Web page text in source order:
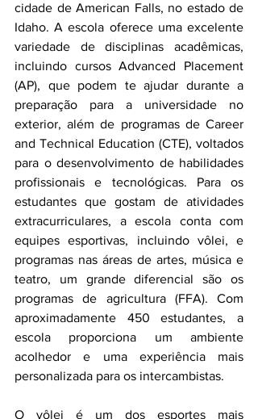
cidade de American Falls, no estado de
Idaho. A escola oferece uma excelente
variedade de disciplinas acadêmicas,
incluindo cursos Advanced Placement
(AP), que podem te ajudar durante a
preparação para a universidade no
exterior, além de programas de Career
and Technical Education (CTE), voltados
para o desenvolvimento de habilidades
profissionais e tecnológicas. Para os
estudantes que gostam de atividades
extracurriculares, a escola conta com
equipes esportivas, incluindo vôlei, e
programas nas áreas de artes, música e
teatro, um grande diferencial são os
programas de agricultura (FFA). Com
aproximadamente 450 estudantes, a
escola proporciona um ambiente
acolhedor e uma experiência mais
personalizada para os intercambistas.
O vôlei é um dos esportes mais